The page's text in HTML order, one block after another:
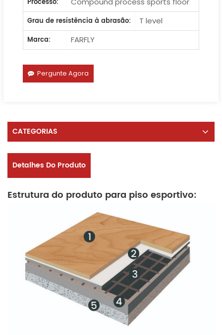
Processo:
Grau de resistência à abrasão:
T level
Marca:
FARFLY
Pergunte Agora
CATEGORIAS
Detalhes Do Produto
Estrutura do produto para piso esportivo: